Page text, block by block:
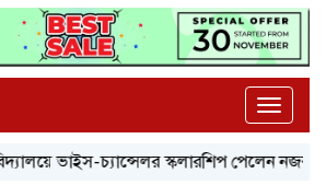
Toggle
ভাইস-চ্যান্সেলর স্কলারশিপ পেলেন নজরুল